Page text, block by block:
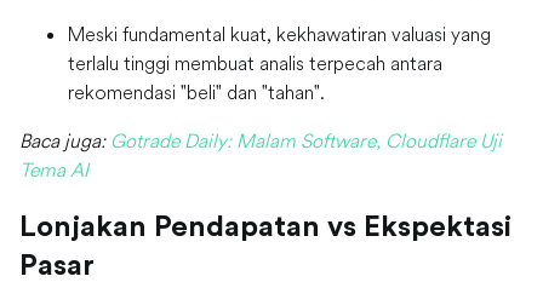
Meski fundamental kuat, kekhawatiran valuasi yang
terlalu tinggi membuat analis terpecah antara
rekomendasi "beli" dan "tahan".
Baca juga: Gotrade Daily: Malam Software, Cloudflare Uji
Tema AI
Lonjakan Pendapatan vs Ekspektasi
Pasar